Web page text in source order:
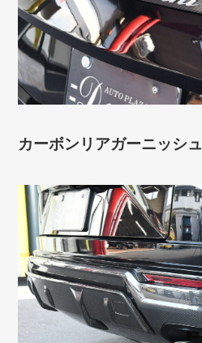
カーボンリアガーニッシュ